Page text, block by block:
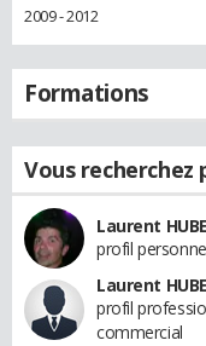
2009 - 2012
Formations
Vous
Laurent
profil
Laurent
profil
commercial